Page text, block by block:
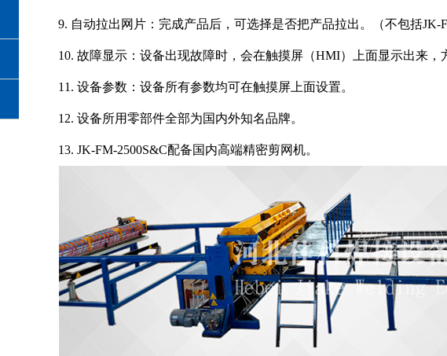
9. 自动拉出网片：完成产品后，可选择是否把产品拉出。（不包括JK-
10.故障显示：设备出现故障时，会在触摸屏（HMI）上面显示出来，
11.设备参数：设备所有参数均可在触摸屏上面设置。
12.设备所用零部件全部为国内外知名品牌。
13.JK-FM-2500S&C配备国内高端精密剪网机。